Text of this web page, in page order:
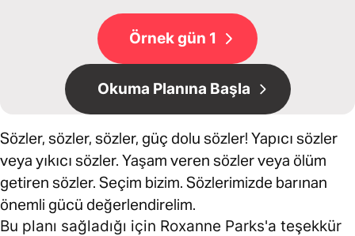
Örnek gün 1
Okuma Planına Başla
Sözler, sözler, sözler, güç dolu sözler! Yapıcı sözler
veya yıkıcı sözler. Yaşam veren sözler veya ölüm
getiren sözler. Seçim bizim. Sözlerimizde barınan
önemli gücü değerlendirelim.
Bu planı sağladığı için Roxanne Parks'a teşekkür